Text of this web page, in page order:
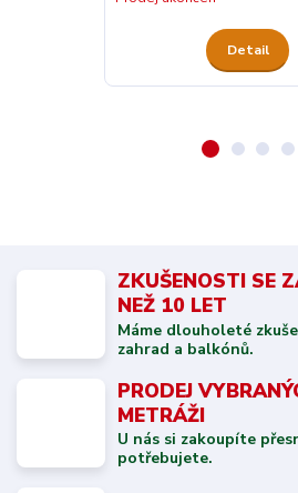
Detail
ZKUŠENOSTI SE
NEŽ 10 LET
Máme dlouholeté
zahrad a balkónů.
PRODEJ
METRÁŽI
U nás si zakoupíte
potřebujete.